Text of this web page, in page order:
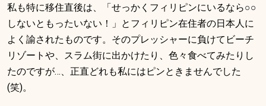
私も特に移住直後は、「せっかくフィリピンにいるなら○○
しないともったいない！」とフィリピン在住者の日本人に
よく諭されたものです。そのプレッシャーに負けてビーチ
リゾートや、スラム街に出かけたり、色々食べてみたりし
たのですが…、正直どれも私にはピンときませんでした
(笑)。